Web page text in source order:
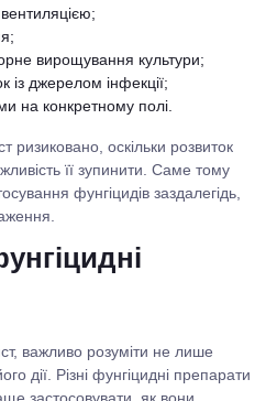
вирощування культури;
із джерелом інфекції;
на конкретному полі.
ризиковано, оскільки розвиток
її зупинити. Саме тому
фунгіцидів заздалегідь,
важливо розуміти не лише
дії. Різні фунгіцидні препарати
застосовувати, як вони